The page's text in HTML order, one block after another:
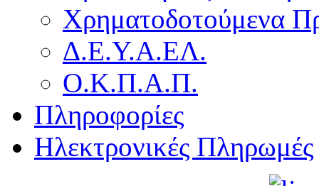
Χρηματοδοτούμενα
Δ.Ε.Υ.Α.ΕΛ.
Ο.Κ.Π.Α.Π.
Πληροφορίες
Ηλεκτρονικές Πληρωμές